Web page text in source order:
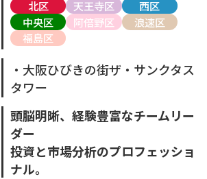
北区 天王寺区
西区
中央区
阿倍野区
浪速区
福島区
・大阪ひびきの街ザ・サンクタス
タワー
頭脳明晰、経験豊富なチームリー
ダー
投資と市場分析のプロフェッショ
ナル。